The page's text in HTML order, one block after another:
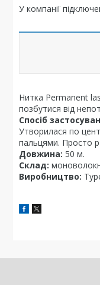
У компанії
Нитка Permanent
позбутися від
Спосіб
Утворилася по
пальцями. Просто
Довжина: 50 м.
Склад:
Виробництво: